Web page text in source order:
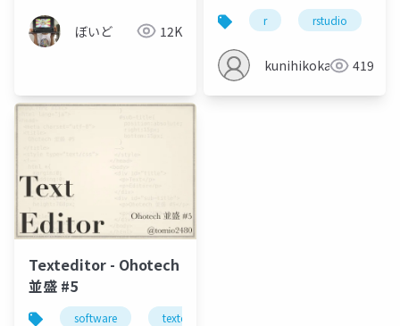
ぼいど 12K
r rstudio
kunihikokaneko419
Texteditor - Ohotech
並盛 #5
software texteditor